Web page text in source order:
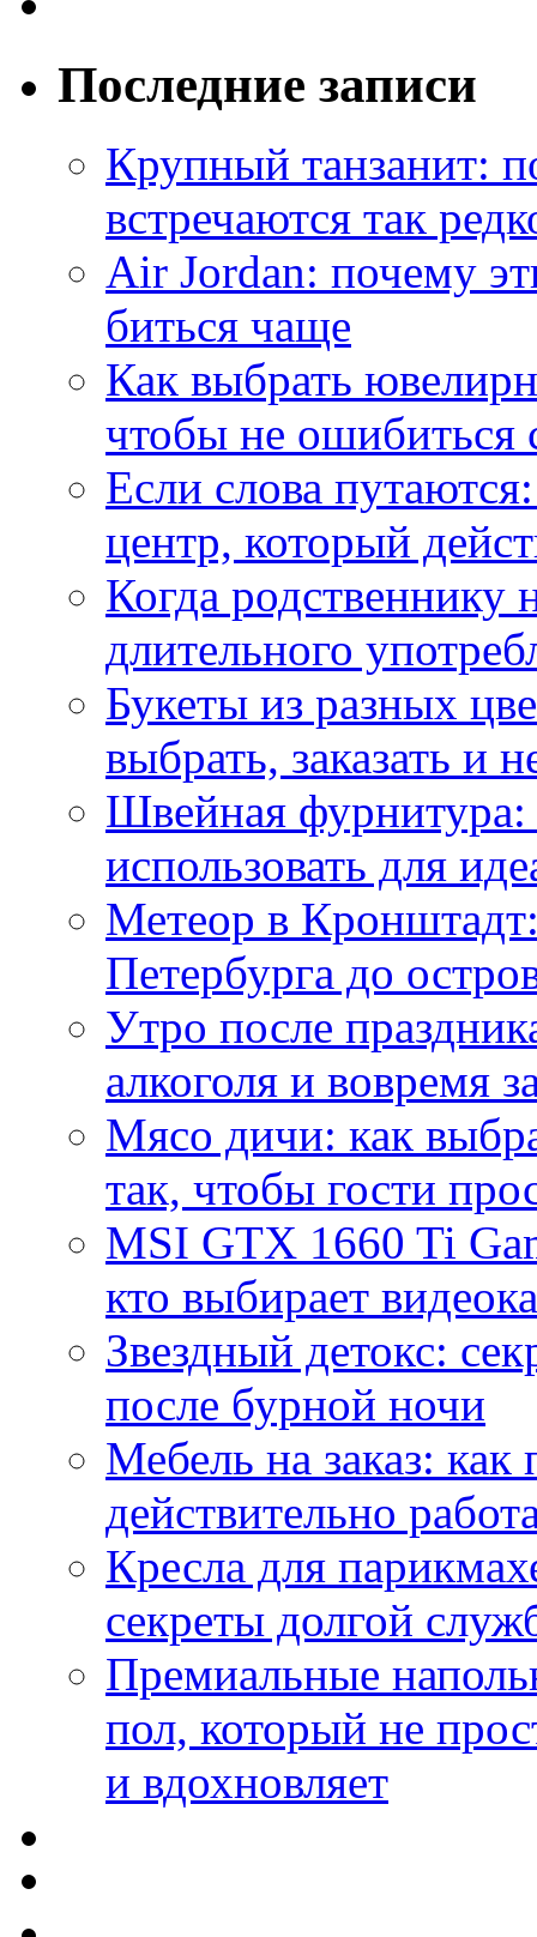
Последние записи
Крупный танзанит:
встречаются так
Air Jordan: почему
биться чаще
Как выбрать
чтобы не ошибиться
Если слова
центр, который
Когда
длительного
Букеты из разных
выбрать, заказать и
Швейная фурнитура:
использовать для
Метеор в
Петербурга до
Утро после
алкоголя и вовремя
Мясо дичи: как
так, чтобы гости
MSI GTX 1660 Ti
кто выбирает
Звездный детокс:
после бурной ночи
Мебель на заказ:
действительно
Кресла для
секреты долгой
Премиальные
пол, который не
и вдохновляет